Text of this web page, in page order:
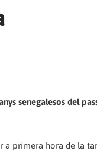
senegalesos del
a primera hora de la